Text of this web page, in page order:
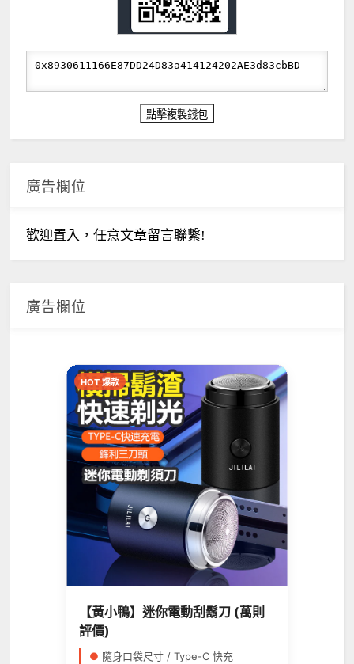
廣告欄位
歡迎置入，任意文章留言聯繫!
廣告欄位
HOT 爆款
【黃小鴨】迷你電動刮鬍刀 (萬則
評價)
● 隨身口袋尺寸 / Type-C 快充